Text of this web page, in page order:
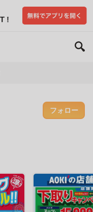
フォロー